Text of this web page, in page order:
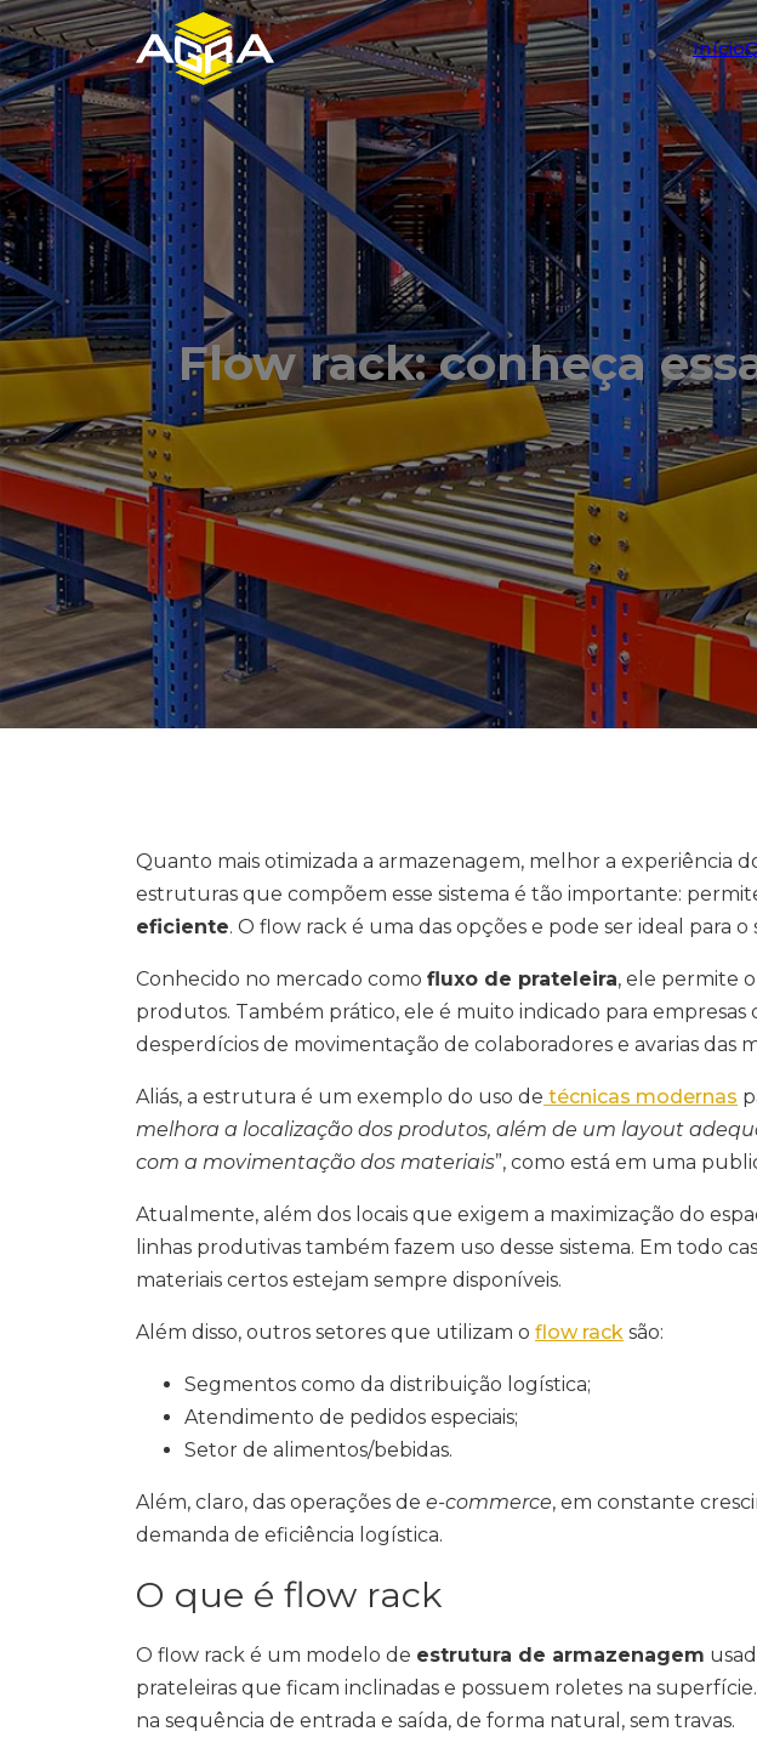
Início
Flow rack: conheça
Quanto mais otimizada a armazenagem, melhor a experiência
estruturas que compõem esse sistema é tão importante:
eficiente. O flow rack é uma das opções e pode ser ideal para o
Conhecido no mercado como fluxo de prateleira, ele permite
produtos. Também prático, ele é muito indicado para
desperdícios de movimentação de colaboradores e avarias das
Aliás, a estrutura é um exemplo do uso de técnicas modernas
melhora a localização dos produtos, além de um layout
com a movimentação dos materiais”, como está em uma
Atualmente, além dos locais que exigem a maximização do
linhas produtivas também fazem uso desse sistema. Em todo
materiais certos estejam sempre disponíveis.
Além disso, outros setores que utilizam o flow rack são:
Segmentos como da distribuição logística;
Atendimento de pedidos especiais;
Setor de alimentos/bebidas.
Além, claro, das operações de e-commerce, em constante
demanda de eficiência logística.
O que é flow rack
O flow rack é um modelo de estrutura de armazenagem
prateleiras que ficam inclinadas e possuem roletes na
na sequência de entrada e saída, de forma natural, sem travas.